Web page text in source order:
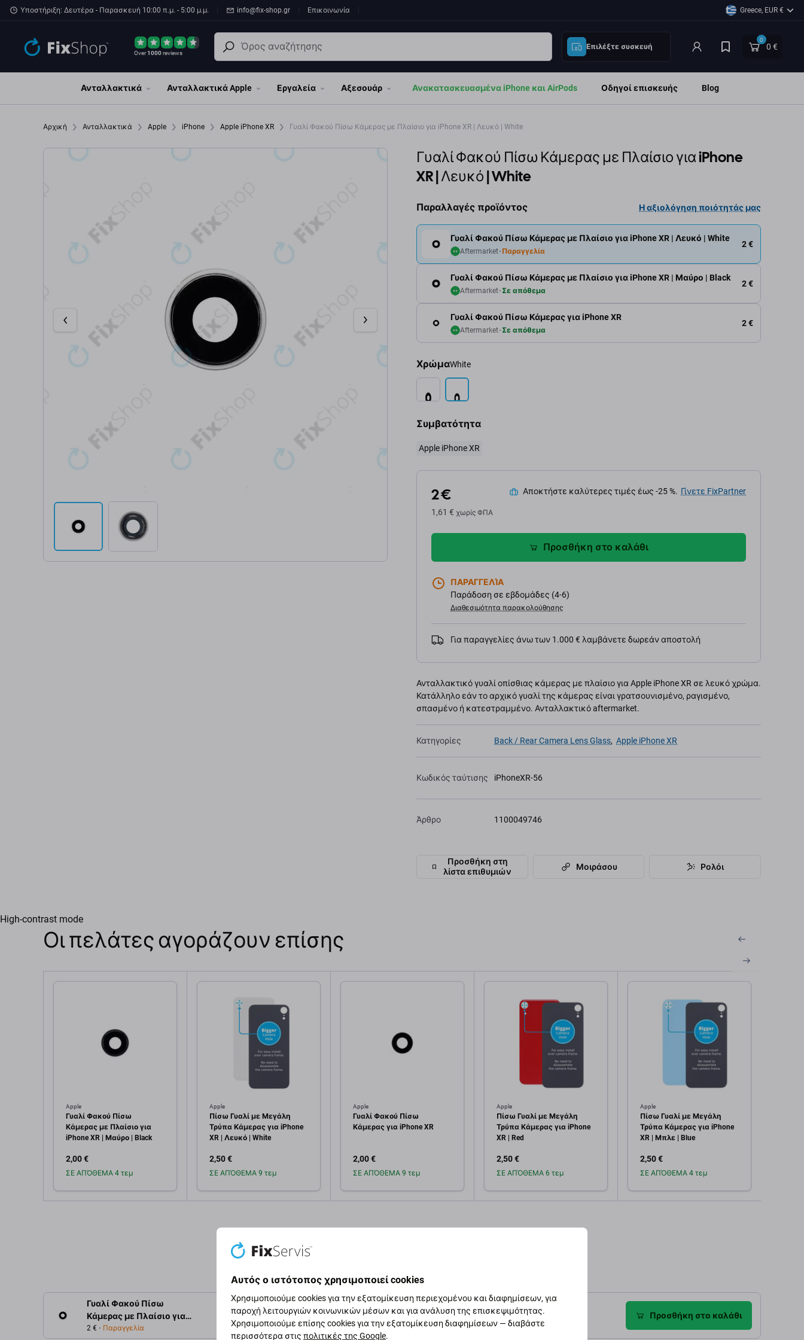
Παράβλεψη στο κύριο περιεχόμενο
Υποστήριξη: Δευτέρα - Παρασκευή 10:00 π.μ. - 5:00 μ.μ. info@fix-shop.gr Επικοινωνία Greece, EUR €
Over1000reviews
Επιλέξτε συσκευή
0
0 €
Ανταλλακτικά Ανταλλακτικά Apple Εργαλεία Αξεσουάρ Ανακατασκευασμένα iPhone και AirPods Οδηγοί επισκευής Blog
Αρχική Ανταλλακτικά Apple iPhone Apple iPhone XR Γυαλί Φακού Πίσω Κάμερας με Πλαίσιο για iPhone XR | Λευκό | White
Γυαλί Φακού Πίσω Κάμερας με Πλαίσιο για iPhone
XR | Λευκό | White
Παραλλαγές προϊόντος Η αξιολόγηση ποιότητάς μας
Γυαλί Φακού Πίσω Κάμερας με Πλαίσιο για iPhone XR | Λευκό | White
Aftermarket Παραγγελία
2 €
Γυαλί Φακού Πίσω Κάμερας με Πλαίσιο για iPhone XR | Μαύρο | Black
Aftermarket Σε απόθεμα
2 €
Γυαλί Φακού Πίσω Κάμερας για iPhone XR
Aftermarket Σε απόθεμα
2 €
ΧρώμαWhite
Συμβατότητα
Apple iPhone XR
2 €
1,61 € χωρίς ΦΠΑ
Αποκτήστε καλύτερες τιμές έως -25 %. Γίνετε FixPartner
Προσθήκη στο καλάθι
ΠΑΡΑΓΓΕΛΊΑ
Παράδοση σε εβδομάδες (4-6)
Διαθεσιμότητα παρακολούθησης
Για παραγγελίες άνω των 1.000 € λαμβάνετε δωρεάν αποστολή
Ανταλλακτικό γυαλί οπίσθιας κάμερας με πλαίσιο για Apple iPhone XR σε λευκό χρώμα.
Κατάλληλο εάν το αρχικό γυαλί της κάμερας είναι γρατσουνισμένο, ραγισμένο,
σπασμένο ή κατεστραμμένο. Ανταλλακτικό aftermarket.
Κατηγορίες Back / Rear Camera Lens Glass, Apple iPhone XR
Κωδικός ταύτισης iPhoneXR-56
Άρθρο 1100049746
Προσθήκη στη
λίστα επιθυμιών
Μοιράσου Ρολόι
High-contrast mode
Οι πελάτες αγοράζουν επίσης
Apple
Γυαλί Φακού Πίσω
Κάμερας με Πλαίσιο για
iPhone XR | Μαύρο | Black
2,00 €
ΣΕ ΑΠΌΘΕΜΑ 4 τεμ
Apple
Πίσω Γυαλί με Μεγάλη
Τρύπα Κάμερας για iPhone
XR | Λευκό | White
2,50 €
ΣΕ ΑΠΌΘΕΜΑ 9 τεμ
Apple
Γυαλί Φακού Πίσω
Κάμερας για iPhone XR
2,00 €
ΣΕ ΑΠΌΘΕΜΑ 9 τεμ
Apple
Πίσω Γυαλί με Μεγάλη
Τρύπα Κάμερας για iPhone
XR | Red
2,50 €
ΣΕ ΑΠΌΘΕΜΑ 6 τεμ
Apple
Πίσω Γυαλί με Μεγάλη
Τρύπα Κάμερας για iPhone
XR | Μπλε | Blue
2,50 €
ΣΕ ΑΠΌΘΕΜΑ 4 τεμ
Γυαλί Φακού Πίσω
Κάμερας με Πλαίσιο για
iPhone XR | Λευκό | White
2 € Παραγγελία
Περιγραφή και προδιαγραφές Ποιότητα Αποστολές και επιστροφές Προσθήκη στο καλάθι
Αυτός ο ιστότοπος χρησιμοποιεί cookies
Χρησιμοποιούμε cookies για την εξατομίκευση περιεχομένου και διαφημίσεων, για
παροχή λειτουργιών κοινωνικών μέσων και για ανάλυση της επισκεψιμότητας.
Χρησιμοποιούμε επίσης cookies για την εξατομίκευση διαφημίσεων — διαβάστε
περισσότερα στις πολιτικές της Google.